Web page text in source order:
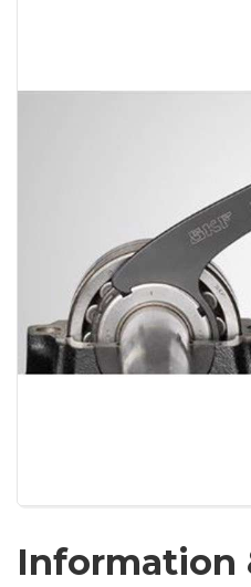
Information